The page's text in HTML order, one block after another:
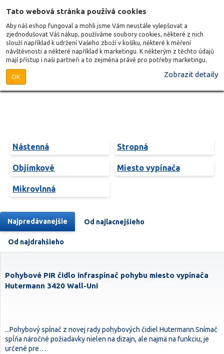
Tato webová stránka používá cookies
Aby náš eshop fungoval a mohli jsme Vám neustále vylepšovat a
zjednodušovat Váš nákup, používáme soubory cookies, některé z nich
slouží například k udržení Vašeho zboží v košíku, některé k měření
návštěvnosti a některé například k marketingu. K některým z těchto údajů
mají přístup i naši partneři a to zejména právě pro potřeby marketingu.
OK Zobrazit detaily
Nástenná Stropná
Objímkové Miesto vypínača
Mikrovlnná
Najpredávanejšie Od najlacnejšieho
Od najdrahšieho
Pohybové PIR čidlo infraspínač pohybu miesto vypínača
Hutermann 3420 Wall-Uni
...Pohybový spínač z novej rady pohybových čidiel Hutermann.Snímač
spĺňa náročné požiadavky nielen na dizajn, ale najmä na funkciu, je
určené pre…